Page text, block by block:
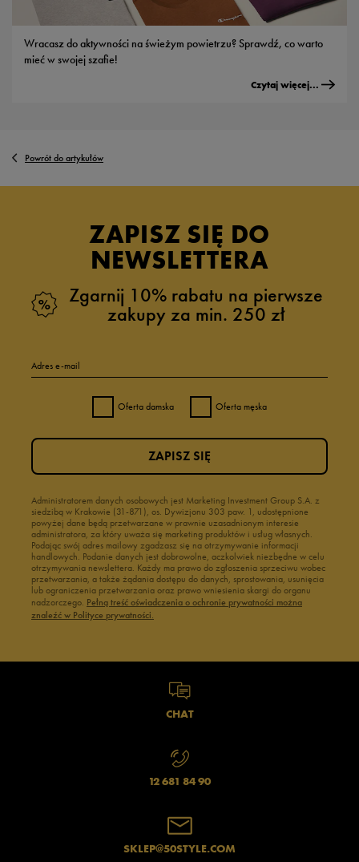
Wracasz do aktywności na świeżym powietrzu? Sprawdź, co warto
mieć w swojej szafie!
Czytaj więcej...
Powrót do artykułów
ZAPISZ SIĘ DO
NEWSLETTERA
Zgarnij 10% rabatu na pierwsze
zakupy za min. 250 zł
Adres e-mail
Oferta damska Oferta męska
Administratorem danych osobowych jest Marketing Investment Group S.A. z
siedzibą w Krakowie (31-871), os. Dywizjonu 303 paw. 1, udostępnione
powyżej dane będą przetwarzane w prawnie uzasadnionym interesie
administratora, za który uważa się marketing produktów i usług własnych.
Podając swój adres mailowy zgadzasz się na otrzymywanie informacji
handlowych. Podanie danych jest dobrowolne, aczkolwiek niezbędne w celu
otrzymywania newslettera. Każdy ma prawo do zgłoszenia sprzeciwu wobec
przetwarzania, a także żądania dostępu do danych, sprostowania, usunięcia
lub ograniczenia przetwarzania oraz prawo wniesienia skargi do organu
nadzorczego. Pełną treść oświadczenia o ochronie prywatności można
znaleźć w Polityce prywatności.
ZAPISZ SIĘ
CHAT
12 681 84 90
SKLEP@50STYLE.COM